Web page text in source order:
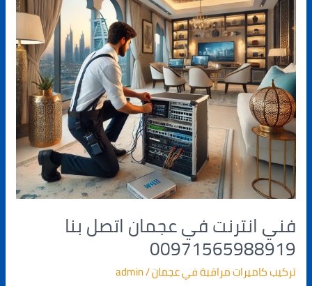
فني انترنت في عجمان اتصل بنا
00971565988919
تركيب كاميرات مراقبة في عجمان/
admin
بنا
00971565988919